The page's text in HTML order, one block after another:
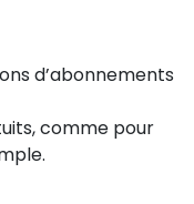
d’abonnements
comme pour